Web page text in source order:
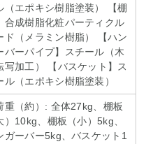
（エポキシ樹脂塗装） 【棚
合成樹脂化粧パーティクル
ド（メラミン樹脂） 【ハン
バーパイプ】スチール（木
写加工） 【バスケット】ス
ル（エポキシ樹脂塗装）
重（約）: 全体27kg、棚板
）10kg、棚板（小）5kg、
ガーバー5kg、バスケット1